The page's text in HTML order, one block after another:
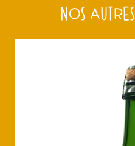
NOS